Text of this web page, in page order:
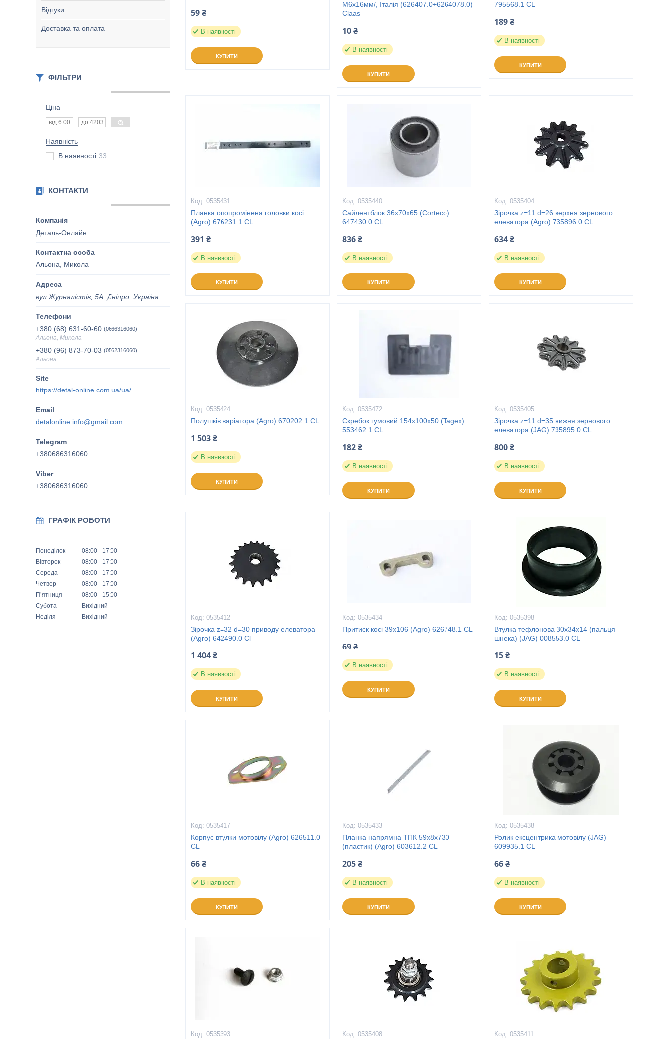
Відгуки
Доставка та оплата
ФІЛЬТРИ
Ціна
Наявність
В наявності 33
КОНТАКТИ
Деталь-Онлайн
Альона, Микола
вул.Журналістів, 5А, Дніпро, Україна
+380 (68) 631-60-60 0666316060
Альона, Микола
+380 (96) 873-70-03 0562316060
Альона
https://detal-online.com.ua/ua/
detalonline.info@gmail.com
+380686316060
+380686316060
ГРАФІК РОБОТИ
Понеділок 08:00
17:00
Вівторок
08:00
17:00
Середа
08:00
17:00
Четвер
08:00
17:00
Пʼятниця
08:00
15:00
Субота
Вихідний
Неділя
Вихідний
59 ₴
В наявності
КУПИТИ
М6х16мм/, Італія (626407.0+6264078.0)
Claas
10 ₴
В наявності
КУПИТИ
795568.1 CL
189 ₴
В наявності
КУПИТИ
0535431
Планка опопромінена головки косі
(Agro) 676231.1 CL
391 ₴
В наявності
КУПИТИ
0535440
Сайлентблок 36x70x65 (Corteco)
647430.0 CL
836 ₴
В наявності
КУПИТИ
0535404
Зірочка z=11 d=26 верхня зернового
елеватора (Agro) 735896.0 CL
634 ₴
В наявності
КУПИТИ
0535424
Полушків варіатора (Agro) 670202.1 CL
1 503 ₴
В наявності
КУПИТИ
0535472
Скребок гумовий 154х100х50 (Tagex)
553462.1 CL
182 ₴
В наявності
КУПИТИ
0535405
Зірочка z=11 d=35 нижня зернового
елеватора (JAG) 735895.0 CL
800 ₴
В наявності
КУПИТИ
0535412
Зірочка z=32 d=30 приводу елеватора
(Agro) 642490.0 Cl
1 404 ₴
В наявності
КУПИТИ
0535434
Притиск косі 39х106 (Agro) 626748.1 CL
69 ₴
В наявності
КУПИТИ
0535398
Втулка тефлонова 30х34х14 (пальця
шнека) (JAG) 008553.0 CL
15 ₴
В наявності
КУПИТИ
0535417
Корпус втулки мотовілу (Agro) 626511.0
CL
66 ₴
В наявності
КУПИТИ
0535433
Планка напрямна ТПК 59х8х730
(пластик) (Agro) 603612.2 CL
205 ₴
В наявності
КУПИТИ
0535438
Ролик ексцентрика мотовілу (JAG)
609935.1 CL
66 ₴
В наявності
КУПИТИ
0535393 0535408 0535411